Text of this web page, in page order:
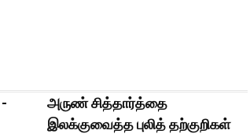
அருண் சித்தார்த்தை
இலக்குவைத்த புலித் தற்குறிகள்